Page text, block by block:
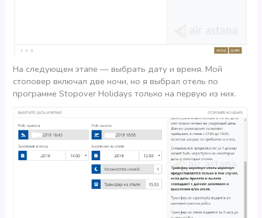
На следующем этапе — выбрать дату и время. Мой
стоповер включал две ночи, но я выбрал отель по
программе Stopover Holidays только на первую из них.